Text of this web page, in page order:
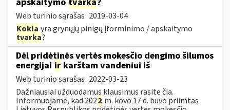
Web turinio sąrašas 2019-03-04
Kokia yra grynųjų pinigų įforminimo / apskaitymo
tvarka?
Dėl pridėtinės vertės mokesčio dengimo šilumos
energijai ir karštam vandeniui iš
Web turinio sąrašas 2022-03-23
Dažniausiai užduodamus klausimus rasite čia.
Informuojame, kad 2022 m. kovo 17 d. buvo priimtas